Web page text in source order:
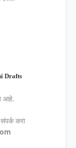
Drafts
आहे.
करा